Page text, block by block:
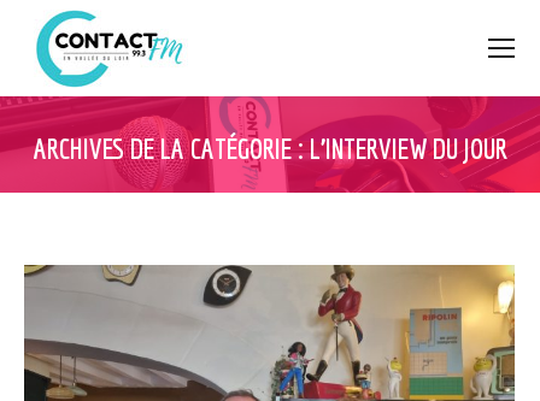
ARCHIVES DE LA CATÉGORIE :L’INTERVIEW DU JOUR